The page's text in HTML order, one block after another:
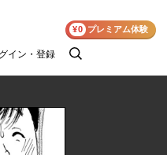
イン・登録
検
¥0 プレミアム体験